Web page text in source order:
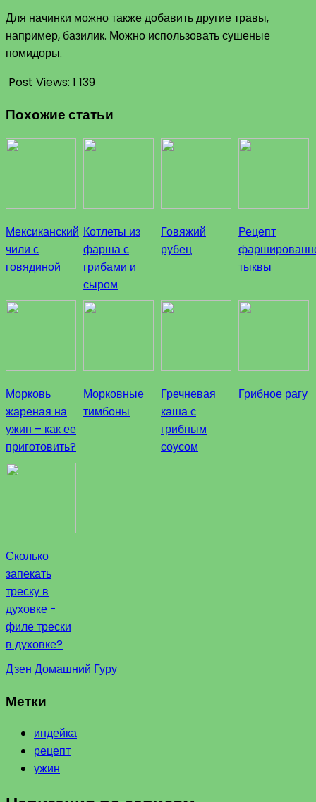
Для начинки можно также добавить другие травы,
например, базилик. Можно использовать сушеные
помидоры.
Post Views: 1 139
Похожие статьи
Мексиканский
чили с
говядиной
Котлеты из
фарша с
грибами и
сыром
Говяжий
рубец
Рецепт
тыквы
Морковь
жареная на
ужин – как ее
приготовить?
Морковные
тимбоны
Гречневая
каша с
грибным
соусом
Грибное рагу
Сколько
запекать
треску в
духовке -
филе трески
в духовке?
Дзен Домашний Гуру
Метки
индейка
рецепт
ужин